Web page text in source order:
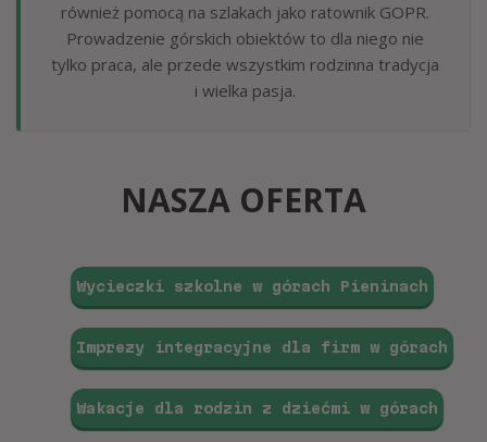
również pomocą na szlakach jako ratownik GOPR.
Prowadzenie górskich obiektów to dla niego nie
tylko praca, ale przede wszystkim rodzinna tradycja
i wielka pasja.
NASZA OFERTA
Wycieczki szkolne w górach Pieninach
Imprezy integracyjne dla firm w górach
Wakacje dla rodzin z dziećmi w górach